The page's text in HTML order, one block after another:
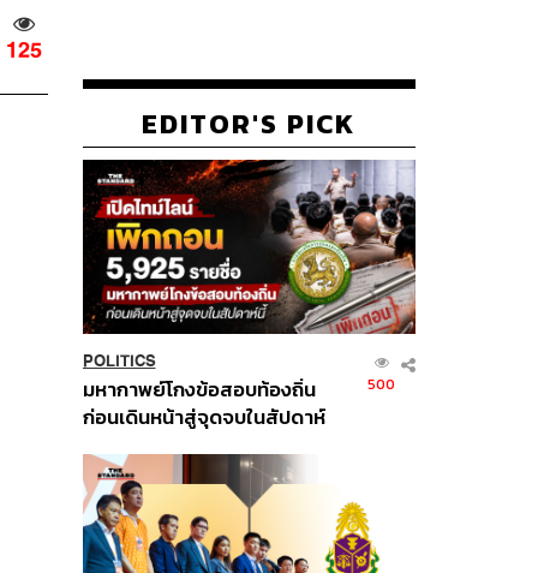
125
EDITOR'S PICK
POLITICS
มหากาพย์โกงข้อสอบท้องถิ่น
ก่อนเดินหน้าสู่จุดจบในสัปดาห์
500